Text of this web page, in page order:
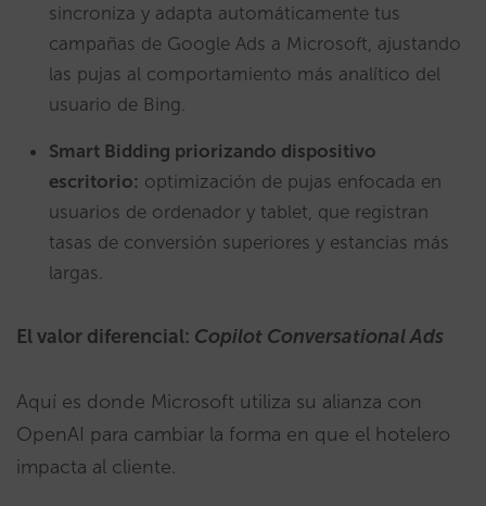
sincroniza y adapta automáticamente tus
campañas de Google Ads a Microsoft, ajustando
las pujas al comportamiento más analítico del
usuario de Bing.
Smart Bidding priorizando dispositivo
escritorio: optimización de pujas enfocada en
usuarios de ordenador y tablet, que registran
tasas de conversión superiores y estancias más
largas.
El valor diferencial: Copilot Conversational Ads
Aquí es donde Microsoft utiliza su alianza con
OpenAI para cambiar la forma en que el hotelero
impacta al cliente.